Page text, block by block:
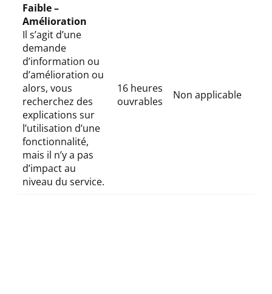
Faible –
Amélioration
Il s’agit d’une
demande
d’information ou
d’amélioration ou
alors, vous
recherchez des
explications sur
l’utilisation d’une
fonctionnalité,
mais il n’y a pas
d’impact au
niveau du service.
16 heures
ouvrables
Non applicable